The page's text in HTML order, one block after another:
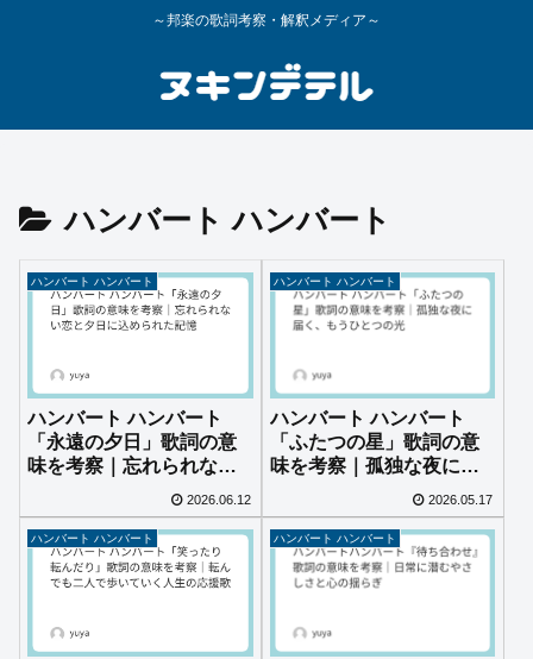
～邦楽の歌詞考察・解釈メディア～
ハンバート ハンバート
ハンバート ハンバート
ハンバート ハンバート
「永遠の夕日」歌詞の意
味を考察｜忘れられない
恋と夕日に込められた記
憶
2026.06.12
ハンバート ハンバート
ハンバート ハンバート
「ふたつの星」歌詞の意
味を考察｜孤独な夜に届
く、もうひとつの光
2026.05.17
ハンバート ハンバート ハンバート ハンバート